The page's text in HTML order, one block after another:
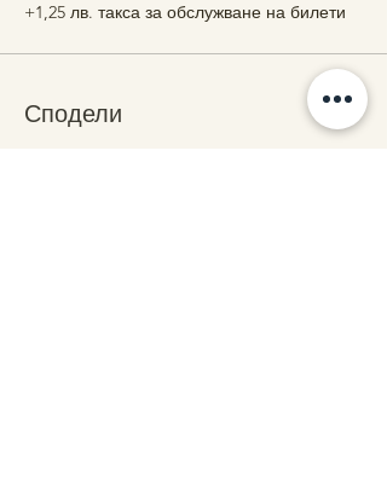
+1,25 лв. такса за обслужване на билети
Сподели